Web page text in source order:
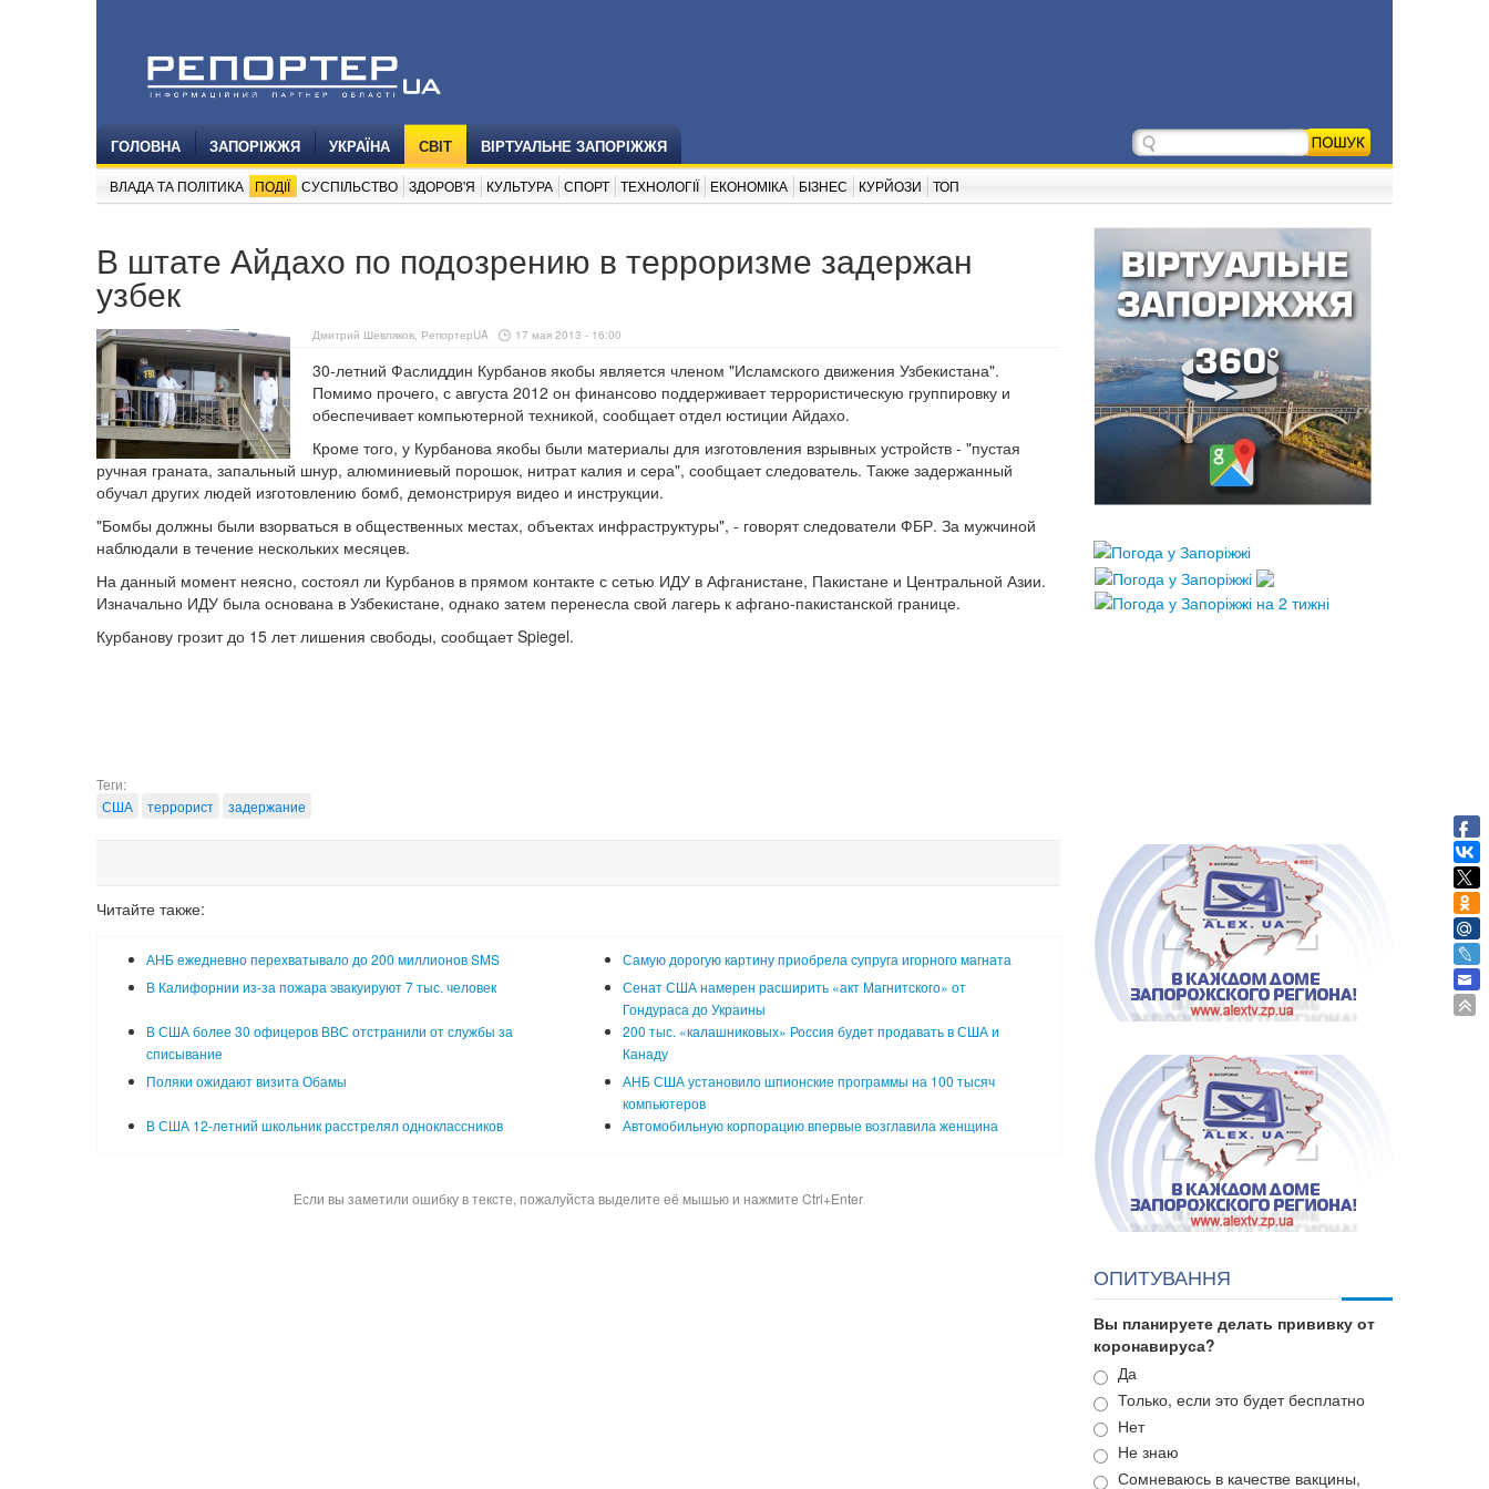
ГОЛОВНА ЗАПОРІЖЖЯ УКРАЇНА СВІТ ВІРТУАЛЬНЕ ЗАПОРІЖЖЯ
ВЛАДА ТА ПОЛІТИКА ПОДІЇ СУСПІЛЬСТВО ЗДОРОВ'Я КУЛЬТУРА СПОРТ ТЕХНОЛОГІЇ ЕКОНОМІКА БІЗНЕС КУРЙОЗИ ТОП
В штате Айдахо по подозрению в терроризме задержан
узбек
Дмитрий Шевляков, РепортерUA 17 мая 2013 - 16:00
30-летний Фаслиддин Курбанов якобы является членом "Исламского движения Узбекистана".
Помимо прочего, с августа 2012 он финансово поддерживает террористическую группировку и
обеспечивает компьютерной техникой, сообщает отдел юстиции Айдахо.
Кроме того, у Курбанова якобы были материалы для изготовления взрывных устройств - "пустая
ручная граната, запальный шнур, алюминиевый порошок, нитрат калия и сера", сообщает следователь. Также задержанный
обучал других людей изготовлению бомб, демонстрируя видео и инструкции.
"Бомбы должны были взорваться в общественных местах, объектах инфраструктуры", - говорят следователи ФБР. За мужчиной
наблюдали в течение нескольких месяцев.
На данный момент неясно, состоял ли Курбанов в прямом контакте с сетью ИДУ в Афганистане, Пакистане и Центральной Азии.
Изначально ИДУ была основана в Узбекистане, однако затем перенесла свой лагерь к афгано-пакистанской границе.
Курбанову грозит до 15 лет лишения свободы, сообщает Spiegel.
Теги:
США
террорист задержание
Читайте также:
АНБ ежедневно перехватывало до 200 миллионов SMS
Самую дорогую картину приобрела супруга игорного магната
В Калифорнии из-за пожара эвакуируют 7 тыс. человек
Сенат США намерен расширить «акт Магнитского» от
Гондураса до Украины
В США более 30 офицеров ВВС отстранили от службы за
списывание
200 тыс. «калашниковых» Россия будет продавать в США и
Канаду
Поляки ожидают визита Обамы
АНБ США установило шпионские программы на 100 тысяч
компьютеров
В США 12-летний школьник расстрелял одноклассников
Автомобильную корпорацию впервые возглавила женщина
Если вы заметили ошибку в тексте, пожалуйста выделите её мышью и нажмите Ctrl+Enter
ОПИТУВАННЯ
Вы планируете делать прививку от
коронавируса?
Варианты
Да
Только, если это будет бесплатно
Нет
Не знаю
Сомневаюсь в качестве вакцины,